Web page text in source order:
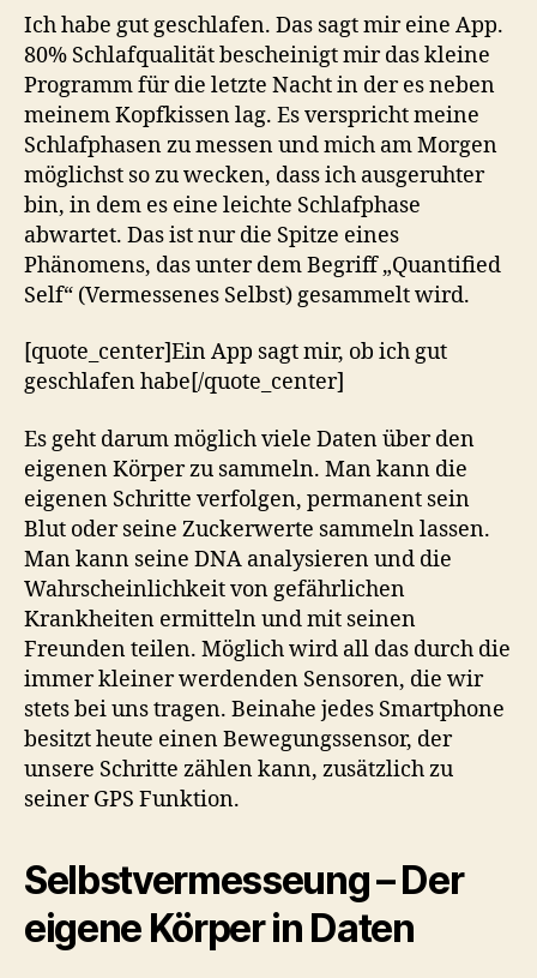
Ich habe gut geschlafen. Das sagt mir eine App.
80% Schlafqualität bescheinigt mir das kleine
Programm für die letzte Nacht in der es neben
meinem Kopfkissen lag. Es verspricht meine
Schlafphasen zu messen und mich am Morgen
möglichst so zu wecken, dass ich ausgeruhter
bin, in dem es eine leichte Schlafphase
abwartet. Das ist nur die Spitze eines
Phänomens, das unter dem Begriff „Quantified
Self“ (Vermessenes Selbst) gesammelt wird.
[quote_center]Ein App sagt mir, ob ich gut
geschlafen habe[/quote_center]
Es geht darum möglich viele Daten über den
eigenen Körper zu sammeln. Man kann die
eigenen Schritte verfolgen, permanent sein
Blut oder seine Zuckerwerte sammeln lassen.
Man kann seine DNA analysieren und die
Wahrscheinlichkeit von gefährlichen
Krankheiten ermitteln und mit seinen
Freunden teilen. Möglich wird all das durch die
immer kleiner werdenden Sensoren, die wir
stets bei uns tragen. Beinahe jedes Smartphone
besitzt heute einen Bewegungssensor, der
unsere Schritte zählen kann, zusätzlich zu
seiner GPS Funktion.
Selbstvermesseung – Der
eigene Körper in Daten